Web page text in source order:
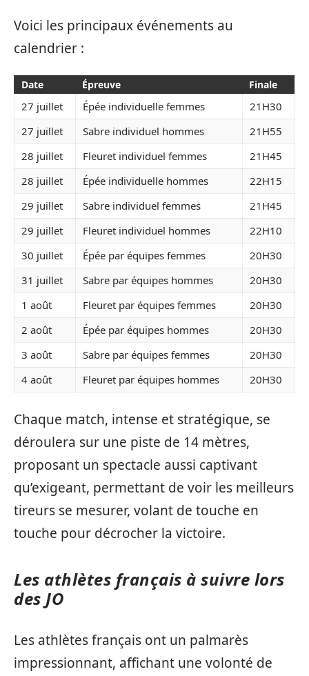
Voici les principaux événements au
calendrier :
Date Épreuve Finale
27 juillet Épée individuelle femmes
21H30
27 juillet
Sabre individuel hommes
21H55
28 juillet
Fleuret individuel femmes
21H45
28 juillet
Épée individuelle hommes
22H15
29 juillet
Sabre individuel femmes
21H45
29 juillet
Fleuret individuel hommes
22H10
30 juillet
Épée par équipes femmes
20H30
31 juillet
Sabre par équipes hommes
20H30
1 août
Fleuret par équipes femmes
20H30
2 août
Épée par équipes hommes
20H30
3 août
Sabre par équipes femmes
20H30
4 août
Fleuret par équipes hommes 20H30
Chaque match, intense et stratégique, se
déroulera sur une piste de 14 mètres,
proposant un spectacle aussi captivant
qu’exigeant, permettant de voir les meilleurs
tireurs se mesurer, volant de touche en
touche pour décrocher la victoire.
Les athlètes français à suivre lors
des JO
Les athlètes français ont un palmarès
impressionnant, affichant une volonté de